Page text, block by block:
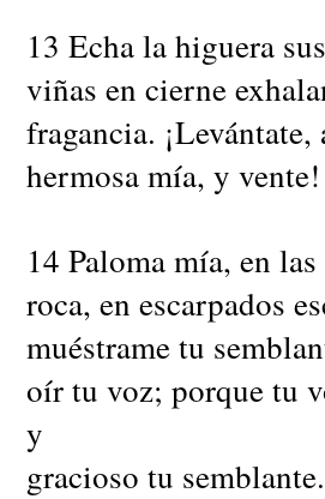
13 Echa la higuera
viñas en cierne
fragancia. ¡Levántate,
hermosa mía, y vente!
14 Paloma mía, en
roca, en escarpados
muéstrame tu
oír tu voz; porque tu
y
gracioso tu